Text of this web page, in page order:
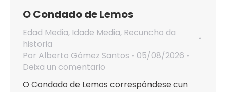
O Condado de Lemos
Edad Media, Idade Media, Recuncho da
historia
Por Alberto Gómez Santos
05/08/2026
Deixa un comentario
O Condado de Lemos correspóndese cun